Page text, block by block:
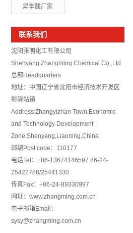
异辛酸厂家
联系我们
沈阳张明化工有限公司
Shenyang Zhangming Chemical Co.,Ltd
总部Headquarters
地址：中国辽宁省沈阳市经济技术开发区
彰驿站镇
Address:Zhangyizhan Town,Economic
and Technology Development
Zone,Shenyang,Liaoning,China
邮编Post code：110177
电话Tel：+86-13674146597 86-24-
25422788/25441330
传真Fax：+86-24-89330997
网址：www.zhangming.com.cn
电子邮箱Email：
sysy@zhangming.com.cn